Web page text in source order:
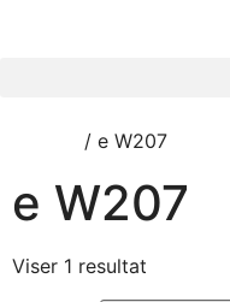
/ e W207
e W207
Viser 1 resultat